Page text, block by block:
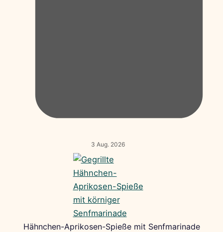
3 Aug. 2026
Hähnchen-Aprikosen-Spieße mit Senfmarinade